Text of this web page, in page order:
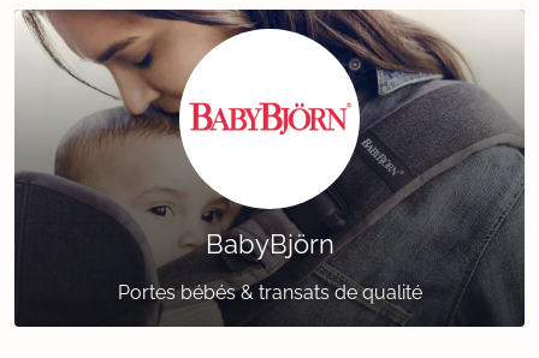
BabyBjörn
Portes bébés & transats de qualité